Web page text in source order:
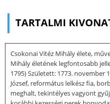
TARTALMI
Csokonai Vitéz Mihály élete,
Mihály életének legfontosabb
1795) Született: 1773. november
József, református lelkész fia,
meghalt, tekintélyes vagyont